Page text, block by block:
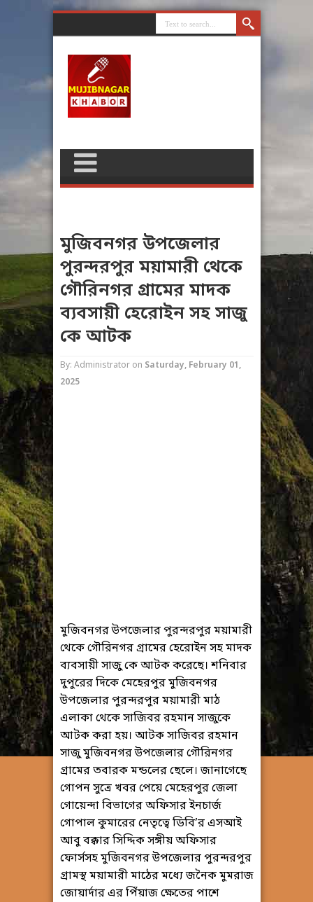
মুজিবনগর উপজেলার
পুরন্দরপুর ময়ামারী থেকে
গৌরিনগর গ্রামের মাদক
ব্যবসায়ী হেরোইন সহ সাজু
কে আটক
By: Administrator on Saturday, February 01,
2025
মুজিবনগর উপজেলার পুরন্দরপুর ময়ামারী
থেকে গৌরিনগর গ্রামের হেরোইন সহ মাদক
ব্যবসায়ী সাজু কে আটক করেছে। শনিবার
দুপুরের দিকে মেহেরপুর মুজিবনগর
উপজেলার পুরন্দরপুর ময়ামারী মাঠ
এলাকা থেকে সাজিবর রহমান সাজুকে
আটক করা হয়। আটক সাজিবর রহমান
সাজু মুজিবনগর উপজেলার গৌরিনগর
গ্রামের তবারক মন্ডলের ছেলে। জানাগেছে
গোপন সুত্রে খবর পেয়ে মেহেরপুর জেলা
গোয়েন্দা বিভাগের অফিসার ইনচার্জ
গোপাল কুমারের নেতৃত্বে ডিবি’র এসআই
আবু বক্কার সিদ্দিক সঙ্গীয় অফিসার
ফোর্সসহ মুজিবনগর উপজেলার পুরন্দরপুর
গ্রামস্থ ময়ামারী মাঠের মধ্যে জনৈক মুমরাজ
জোয়ার্দার এর পিঁয়াজ ক্ষেতের পাশে